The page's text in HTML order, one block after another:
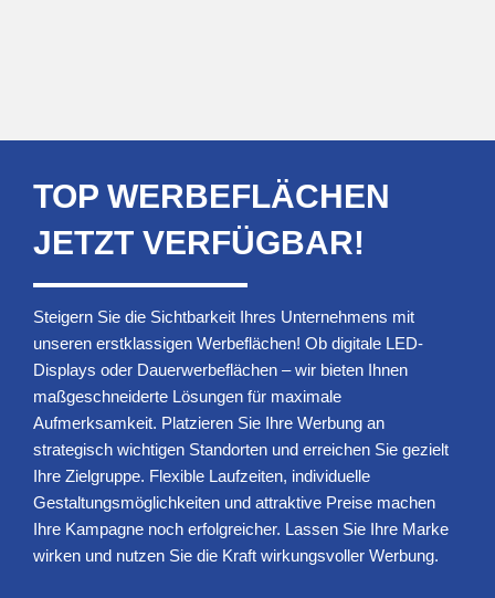
TOP WERBEFLÄCHEN
JETZT VERFÜGBAR!
Steigern Sie die Sichtbarkeit Ihres Unternehmens mit
unseren erstklassigen Werbeflächen! Ob digitale LED-
Displays oder Dauerwerbeflächen – wir bieten Ihnen
maßgeschneiderte Lösungen für maximale
Aufmerksamkeit. Platzieren Sie Ihre Werbung an
strategisch wichtigen Standorten und erreichen Sie gezielt
Ihre Zielgruppe. Flexible Laufzeiten, individuelle
Gestaltungsmöglichkeiten und attraktive Preise machen
Ihre Kampagne noch erfolgreicher. Lassen Sie Ihre Marke
wirken und nutzen Sie die Kraft wirkungsvoller Werbung.